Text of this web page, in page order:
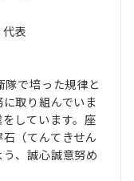
表
で培った規律と
取り組んでいま
しています。座
（てんてきせん
、誠心誠意努め